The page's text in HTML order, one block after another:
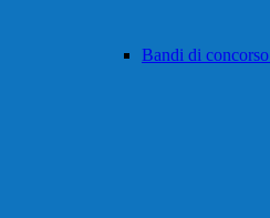
Bandi di concorso